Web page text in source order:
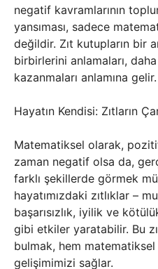
negatif kavramlarının
yansıması, sadece
değildir. Zıt kutupların bir
birbirlerini anlamaları, daha
kazanmaları anlamına gelir.
Hayatın Kendisi: Zıtların
Matematiksel olarak,
zaman negatif olsa da,
farklı şekillerde görmek
hayatımızdaki zıtlıklar –
başarısızlık, iyilik ve
gibi etkiler yaratabilir. Bu
bulmak, hem
gelişimimizi sağlar.